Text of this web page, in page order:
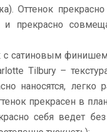
Оттенок
прекрасно
с сатиновым
Tilbury –
наносятся, легко
прекрасен в
себя ведет